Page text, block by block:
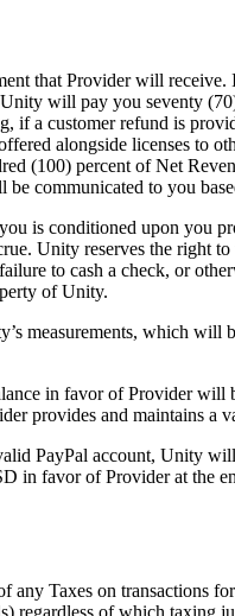
that Provider will
will pay you seventy
if a customer refund is
alongside licenses to
(100) percent of Net
communicated to you
is conditioned upon
Unity reserves the right
to cash a check, or
of Unity.
measurements, which
in favor of Provider
provides and maintains a
PayPal account, Unity
in favor of Provider at
Taxes on transactions
of which taxing